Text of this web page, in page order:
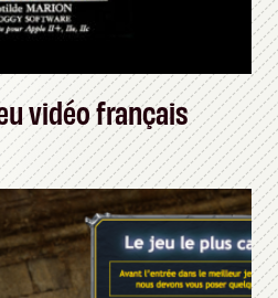
vidéo français